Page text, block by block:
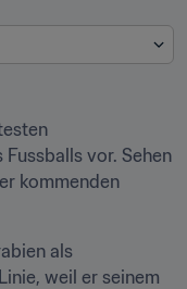
vor. Sehen
kommenden
als
weil er seinem